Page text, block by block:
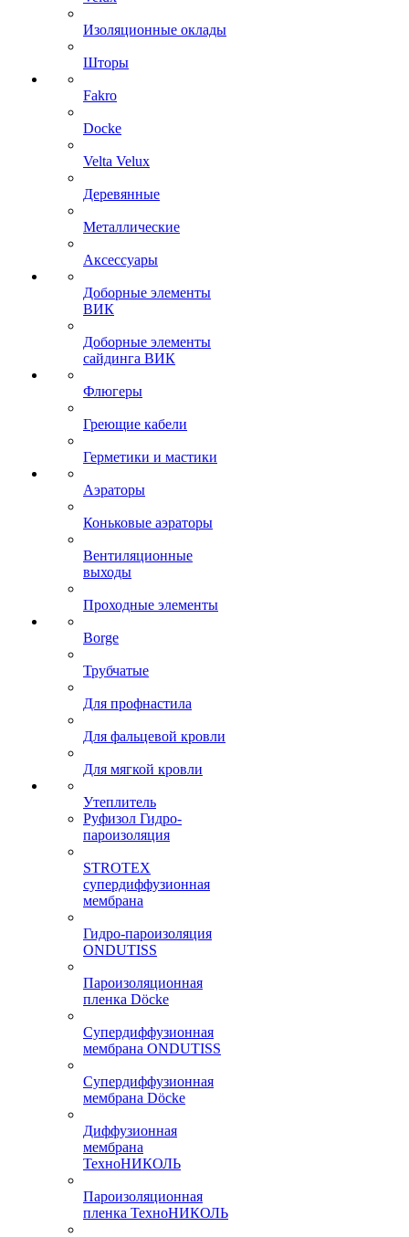
Изоляционные оклады
Шторы
Fakro
Docke
Velta Velux
Деревянные
Металлические
Аксессуары
Доборные элементы
ВИК
Доборные элементы
сайдинга ВИК
Флюгеры
Греющие кабели
Герметики и мастики
Аэраторы
Коньковые аэраторы
Вентиляционные
выходы
Проходные элементы
Borge
Трубчатые
Для профнастила
Для фальцевой кровли
Для мягкой кровли
Утеплитель
Руфизол Гидро-
пароизоляция
STROTEX
супердиффузионная
мембрана
Гидро-пароизоляция
ONDUTISS
Пароизоляционная
пленка Döcke
Супердиффузионная
мембрана ONDUTISS
Супердиффузионная
мембрана Döcke
Диффузионная
мембрана
ТехноНИКОЛЬ
Пароизоляционная
пленка ТехноНИКОЛЬ